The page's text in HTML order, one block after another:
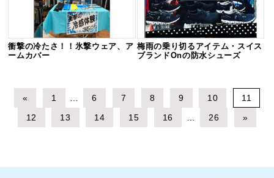
衝撃の冷たさ！！氷撃ウェア、ア
ームカバー
梅雨の乗り切るアイテム・スイス
ブランドOnの防水シューズ
« 1 6 7 8 9 10
11
12
13 14 15 16 26 »